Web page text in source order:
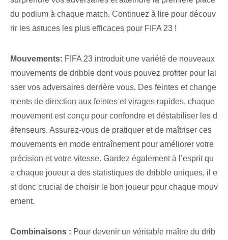
du podium à chaque match. Continuez à lire pour découv
rir les astuces les plus efficaces pour FIFA 23 !
Mouvements: FIFA 23 introduit ⁤une variété de nouveaux
mouvements de dribble⁢ dont vous pouvez profiter pour lai
sser vos adversaires derrière vous. Des feintes et change
ments de direction aux feintes et virages rapides, chaque
mouvement est conçu pour confondre et déstabiliser les d
éfenseurs. Assurez-vous de pratiquer et de maîtriser ces
mouvements en mode entraînement pour améliorer votre
précision et votre vitesse. Gardez également à l’esprit qu
e chaque joueur a des statistiques de dribble uniques, il e
st donc crucial de choisir le bon joueur pour chaque mouv
ement.
Combinaisons : Pour devenir un véritable maître du drib